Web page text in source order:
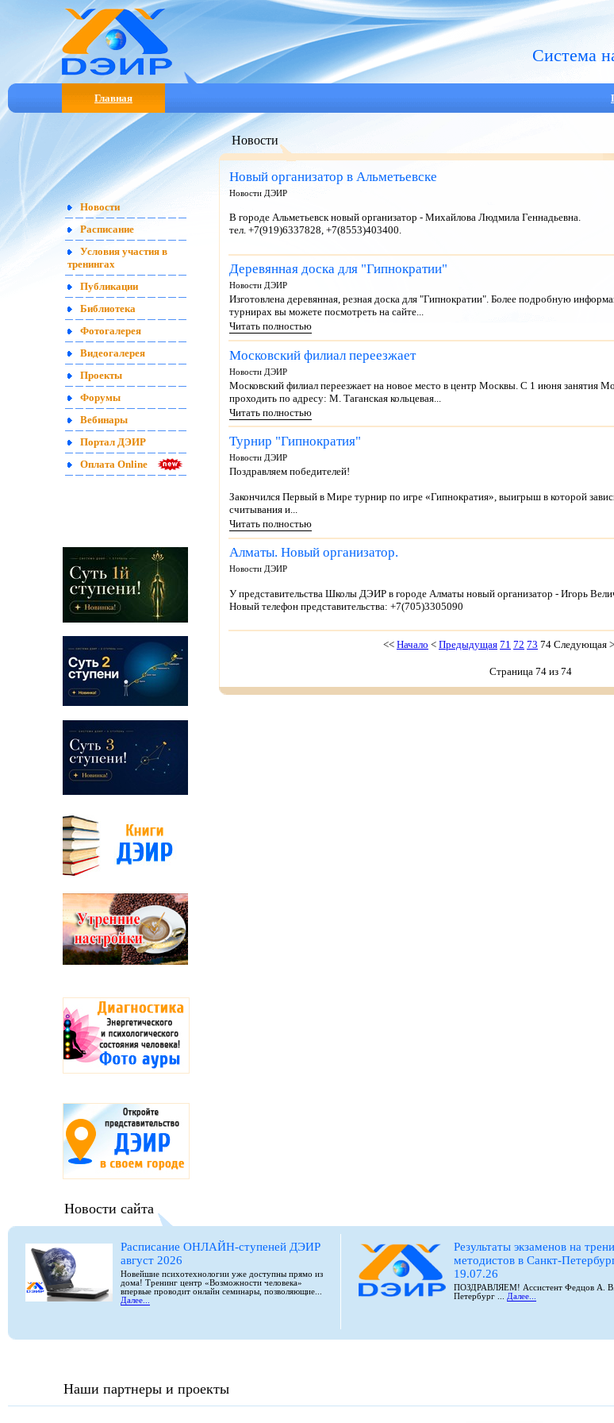
Система
Главная
Новости
Расписание
Условия участия в
тренингах
Публикации
Библиотека
Фотогалерея
Видеогалерея
Проекты
Форумы
Вебинары
Портал ДЭИР
Оплата Online
Новости
Новый организатор в Альметьевске
Новости ДЭИР
В городе Альметьевск новый организатор - Михайлова Людмила Геннадьевна.
тел. +7(919)6337828, +7(8553)403400.
Деревянная доска для "Гипнократии"
Новости ДЭИР
Изготовлена деревянная, резная доска для "Гипнократии". Более подробную
турнирах вы можете посмотреть на сайте...
Читать полностью
Московский филиал переезжает
Новости ДЭИР
Московский филиал переезжает на новое место в центр Москвы. С 1 июня занятия
проходить по адресу: М. Таганская кольцевая...
Читать полностью
Турнир "Гипнократия"
Новости ДЭИР
Поздравляем победителей!
Закончился Первый в Мире турнир по игре «Гипнократия», выигрыш в которой
считывания и...
Читать полностью
Алматы. Новый организатор.
Новости ДЭИР
У представительства Школы ДЭИР в городе Алматы новый организатор - Игорь
Новый телефон представительства: +7(705)3305090
<< Начало < Предыдущая 71 72 73 74 Следующая >
Страница 74 из 74
Новости сайта
Расписание ОНЛАЙН-ступеней ДЭИР
август 2026
Новейшие психотехнологии уже доступны прямо из
дома! Тренинг центр «Возможности человека»
впервые проводит онлайн семинары, позволяющие...
Далее...
Результаты экзаменов на
методистов в Санкт-
19.07.26
ПОЗДРАВЛЯЕМ! Ассистент Федцов А.
Петербург ...
Далее...
Наши партнеры и проекты